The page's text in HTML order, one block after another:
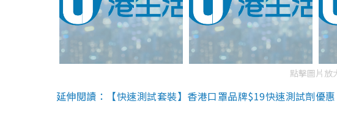
點擊圖片放
延伸閱讀：【快速測試套裝】香港口罩品牌$19快速測試劑優